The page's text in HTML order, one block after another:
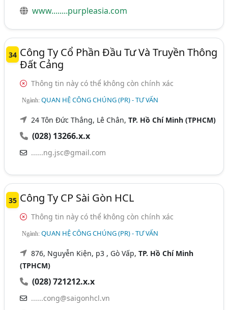
www........purpleasia.com
34 Công Ty Cổ Phần Đầu Tư Và Truyền Thông
Đất Cảng
Thông tin này có thể không còn chính xác
Ngành:QUAN HỆ CÔNG CHÚNG (PR) - TƯ VẤN
24 Tôn Đức Thắng, Lê Chân,TP. Hồ Chí Minh (TPHCM)
(028) 13266.x.x
......ng.jsc@gmail.com
35 Công Ty CP Sài Gòn HCL
Thông tin này có thể không còn chính xác
Ngành:QUAN HỆ CÔNG CHÚNG (PR) - TƯ VẤN
876, Nguyễn Kiện, p3 , Gò Vấp,TP. Hồ Chí Minh
(TPHCM)
(028) 721212.x.x
......cong@saigonhcl.vn